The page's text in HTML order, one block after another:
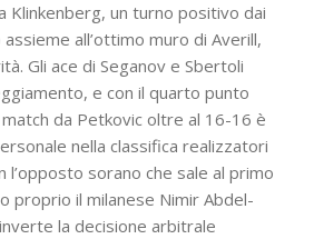
Klinkenberg, un turno positivo dai
all’ottimo muro di Averill,
Gli ace di Seganov e Sbertoli
e con il quarto punto
da Petkovic oltre al 16-16 è
nella classifica realizzatori
l’opposto sorano che sale al primo
proprio il milanese Nimir Abdel-
la decisione arbitrale